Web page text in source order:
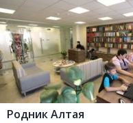
Родник Алтая